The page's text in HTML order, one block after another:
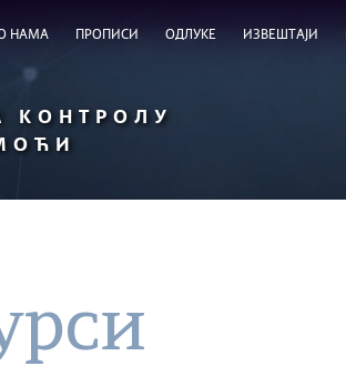
НАМА ПРОПИСИ ОДЛУКЕ ИЗВЕШТАЈИ
КОНТРОЛУ